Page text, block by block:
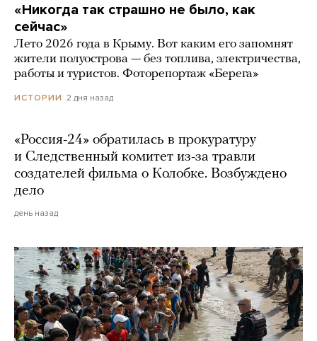
«Никогда так страшно не было, как
сейчас»
Лето 2026 года в Крыму. Вот каким его запомнят
жители полуострова — без топлива, электричества,
работы и туристов. Фоторепортаж «Берега»
ИСТОРИИ 2 дня назад
«Россия-24» обратилась в прокуратуру
и Следственный комитет из-за травли
создателей фильма о Колобке. Возбуждено
дело
день назад